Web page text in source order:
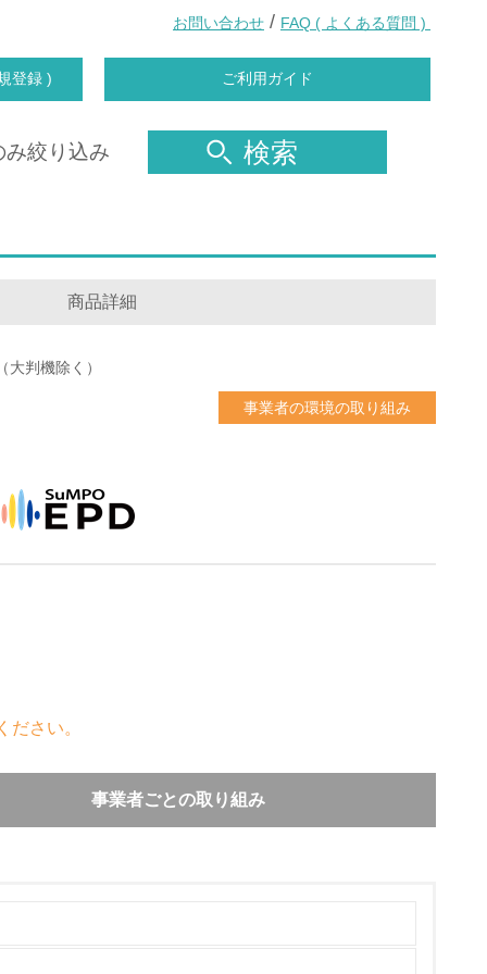
お問い合わせ / FAQ ( よくある質問 )
登録 ) ご利用ガイド
み絞り込み 検索
商品詳細
大判機除く）
事業者の環境の取り組み
さい。
事業者ごとの取り組み
、集められた製品本体から指定された部品、